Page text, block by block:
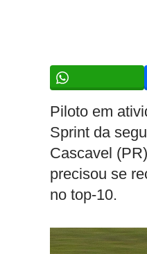
Piloto em
Sprint da
Cascavel
precisou se
no top-10.